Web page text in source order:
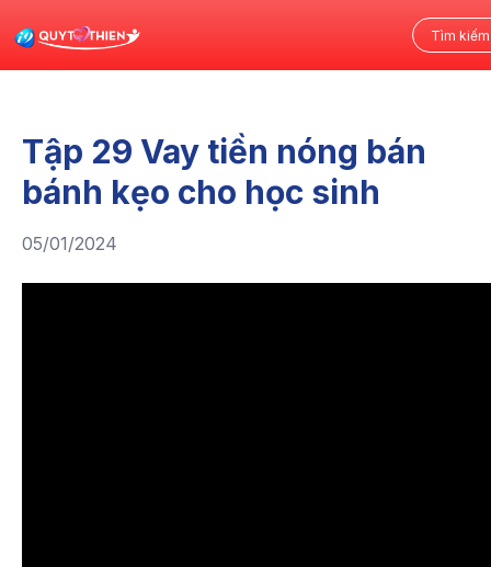
Tập 29 Vay tiền nóng bán
bánh kẹo cho học sinh
05/01/2024